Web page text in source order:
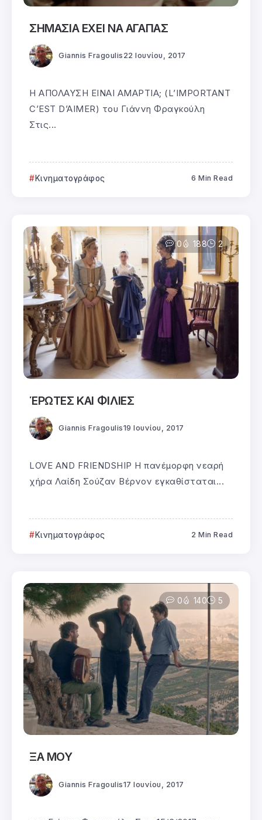
ΣΗΜΑΣΙΑ ΕΧΕΙ ΝΑ ΑΓΑΠΑΣ
Giannis Fragoulis 22 Ιουνίου, 2017
Η ΑΠΟΛΑΥΣΗ ΕΙΝΑΙ ΑΜΑΡΤΙΑ; (L’IMPORTANT
C’EST D’AIMER) του Γιάννη Φραγκούλη
Στις...
Κινηματογράφος 6 Min Read
0 188 2
ΈΡΩΤΕΣ ΚΑΙ ΦΙΛΙΕΣ
Giannis Fragoulis19 Ιουνίου, 2017
LOVE AND FRIENDSHIP Η πανέμορφη νεαρή
χήρα Λαίδη Σούζαν Βέρνον εγκαθίσταται...
Κινηματογράφος 2 Min Read
0 140 5
ΞΑ ΜΟΥ
Giannis Fragoulis17 Ιουνίου, 2017